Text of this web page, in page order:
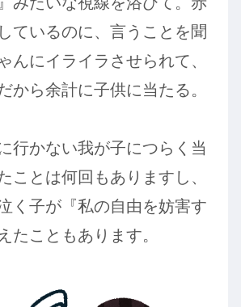
ているのに、言うことを聞
んにイライラさせられて、
から余計に子供に当たる。
行かない我が子につらく当
ことは何回もありますし、
く子が『私の自由を妨害す
たこともあります。